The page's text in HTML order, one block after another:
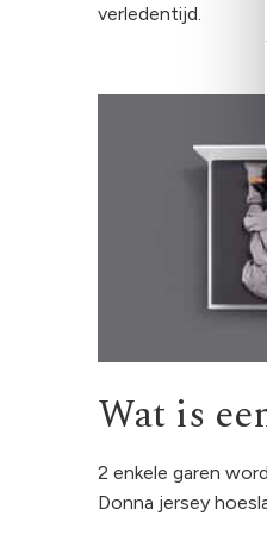
verledentijd.
Wat is
2 enkele garen
Donna jersey